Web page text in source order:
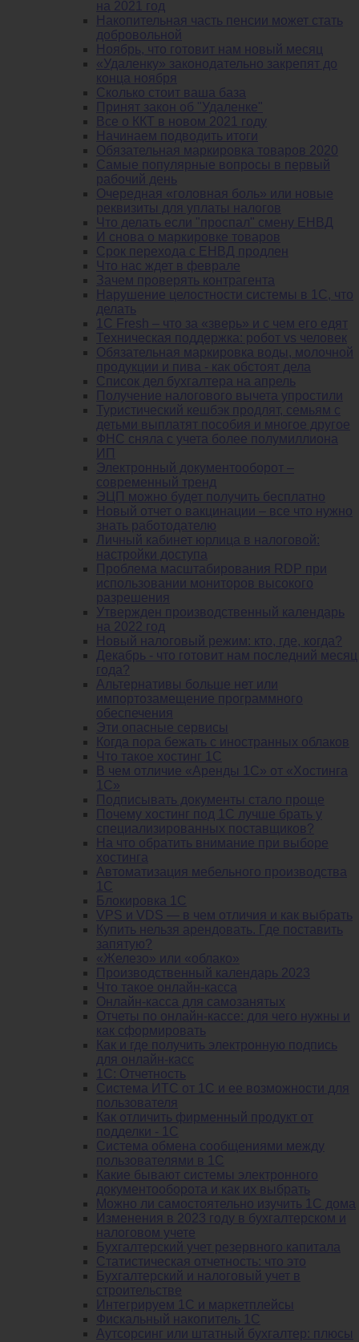
на 2021 год
Накопительная часть пенсии может стать
добровольной
Ноябрь, что готовит нам новый месяц
«Удаленку» законодательно закрепят до
конца ноября
Сколько стоит ваша база
Принят закон об "Удаленке"
Все о ККТ в новом 2021 году
Начинаем подводить итоги
Обязательная маркировка товаров 2020
Самые популярные вопросы в первый
рабочий день
Очередная «головная боль» или новые
реквизиты для уплаты налогов
Что делать если "проспал" смену ЕНВД
И снова о маркировке товаров
Срок перехода с ЕНВД продлен
Что нас ждет в феврале
Зачем проверять контрагента
Нарушение целостности системы в 1С, что
делать
1С Fresh – что за «зверь» и с чем его едят
Техническая поддержка: робот vs человек
Обязательная маркировка воды, молочной
продукции и пива - как обстоят дела
Список дел бухгалтера на апрель
Получение налогового вычета упростили
Туристический кешбэк продлят, семьям с
детьми выплатят пособия и многое другое
ФНС сняла с учета более полумиллиона
ИП
Электронный документооборот –
современный тренд
ЭЦП можно будет получить бесплатно
Новый отчет о вакцинации – все что нужно
знать работодателю
Личный кабинет юрлица в налоговой:
настройки доступа
Проблема масштабирования RDP при
использовании мониторов высокого
разрешения
Утвержден производственный календарь
на 2022 год
Новый налоговый режим: кто, где, когда?
Декабрь - что готовит нам последний месяц
года?
Альтернативы больше нет или
импортозамещение программного
обеспечения
Эти опасные сервисы
Когда пора бежать с иностранных облаков
Что такое хостинг 1С
В чем отличие «Аренды 1С» от «Хостинга
1С»
Подписывать документы стало проще
Почему хостинг под 1С лучше брать у
специализированных поставщиков?
На что обратить внимание при выборе
хостинга
Автоматизация мебельного производства
1С
Блокировка 1С
VPS и VDS — в чем отличия и как выбрать
Купить нельзя арендовать. Где поставить
запятую?
«Железо» или «облако»
Производственный календарь 2023
Что такое онлайн-касса
Онлайн-касса для самозанятых
Отчеты по онлайн-кассе: для чего нужны и
как сформировать
Как и где получить электронную подпись
для онлайн-касс
1С: Отчетность
Система ИТС от 1С и ее возможности для
пользователя
Как отличить фирменный продукт от
подделки - 1С
Система обмена сообщениями между
пользователями в 1С
Какие бывают системы электронного
документооборота и как их выбрать
Можно ли самостоятельно изучить 1С дома
Изменения в 2023 году в бухгалтерском и
налоговом учете
Бухгалтерский учет резервного капитала
Статистическая отчетность: что это
Бухгалтерский и налоговый учет в
строительстве
Интегрируем 1С и маркетплейсы
Фискальный накопитель 1С
Аутсорсинг или штатный бухгалтер: плюсы